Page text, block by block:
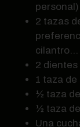
personal)
2 tazas
cilantro…
2 dientes
1 taza
½ taza
½ taza
Una